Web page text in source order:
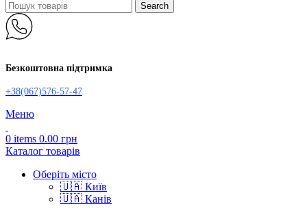
Search
Безкоштовна підтримка
+38(067)576-57-47
Меню
0 items 0.00 грн
Каталог товарів
Оберіть місто
🇺🇦 Київ
🇺🇦 Канів